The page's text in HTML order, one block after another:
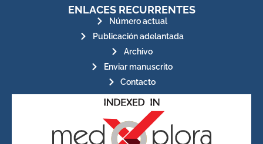
ENLACES RECURRENTES
Número actual
Publicación adelantada
Archivo
Enviar manuscrito
Contacto